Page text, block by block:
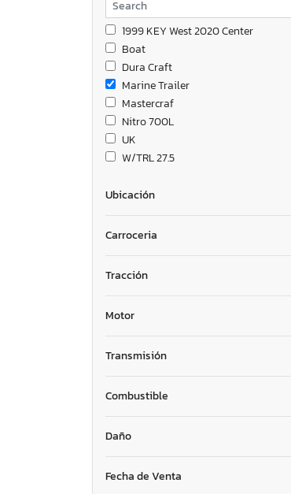
1999 KEY West 2020 Center
Boat
Dura Craft
Marine Trailer
Mastercraf
Nitro 700L
UK
W/TRL 27.5
Ubicación
Carroceria
Tracción
Motor
Transmisión
Combustible
Daño
Fecha de Venta